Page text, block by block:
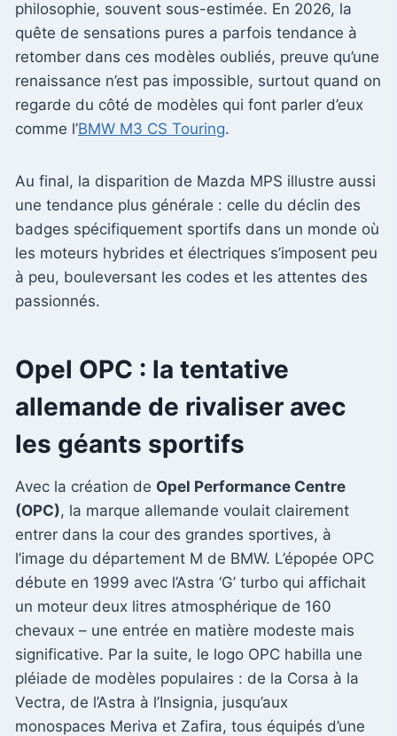
philosophie, souvent sous-estimée. En 2026, la
quête de sensations pures a parfois tendance à
retomber dans ces modèles oubliés, preuve qu’une
renaissance n’est pas impossible, surtout quand on
regarde du côté de modèles qui font parler d’eux
comme l’BMW M3 CS Touring.
Au final, la disparition de Mazda MPS illustre aussi
une tendance plus générale : celle du déclin des
badges spécifiquement sportifs dans un monde où
les moteurs hybrides et électriques s’imposent peu
à peu, bouleversant les codes et les attentes des
passionnés.
Opel OPC : la tentative
allemande de rivaliser avec
les géants sportifs
Avec la création de Opel Performance Centre
(OPC), la marque allemande voulait clairement
entrer dans la cour des grandes sportives, à
l’image du département M de BMW. L’épopée OPC
débute en 1999 avec l’Astra ‘G’ turbo qui affichait
un moteur deux litres atmosphérique de 160
chevaux – une entrée en matière modeste mais
significative. Par la suite, le logo OPC habilla une
pléiade de modèles populaires : de la Corsa à la
Vectra, de l’Astra à l’Insignia, jusqu’aux
monospaces Meriva et Zafira, tous équipés d’une